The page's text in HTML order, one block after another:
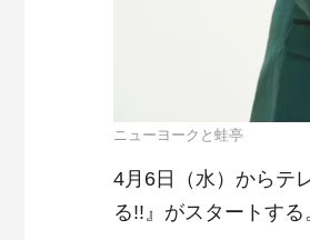
ニューヨークと蛙亭
4月6日（水）からテ
る!!』がスタートする